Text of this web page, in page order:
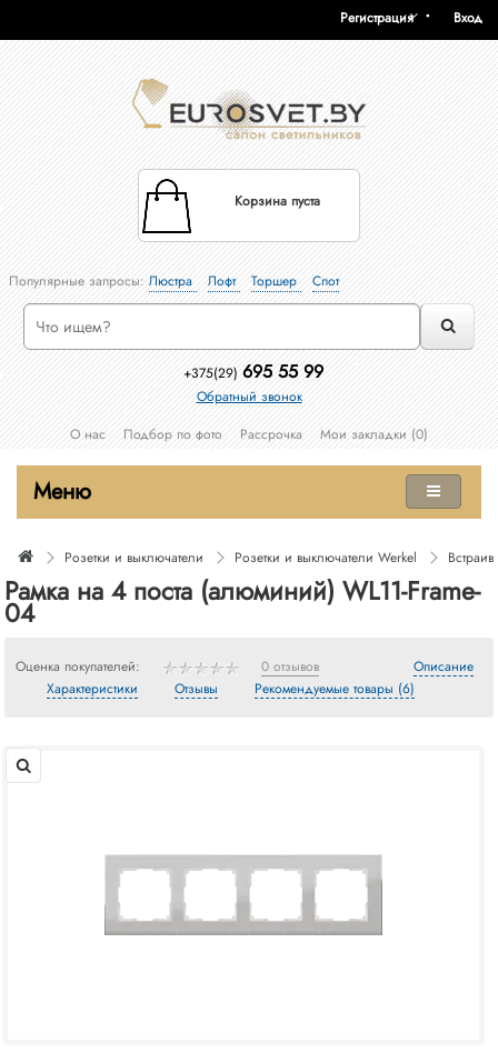
Вход
Регистрация
Корзина пуста
Популярные запросы:Люстра Лофт Торшер Спот
+375(29) 695 55 99
Обратный звонок
О нас
Подбор по фото Рассрочка Мои закладки (0)
Меню
Розетки и выключатели Розетки и выключатели Werkel
Рамка на 4 поста (алюминий) WL11-Frame-
04
Оценка покупателей: 0 отзывов
Описание
Характеристики
Отзывы Рекомендуемые товары (6)